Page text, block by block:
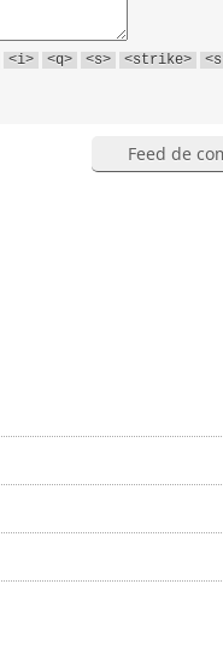
<i> <q> <s> <strike>
Feed de